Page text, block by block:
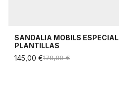
SANDALIA MOBILS ESPECIAL
PLANTILLAS
145,00 €179,00 €